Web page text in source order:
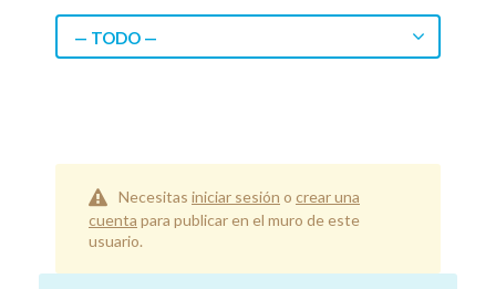
— TODO —
Necesitas iniciar sesión o crear una
cuenta para publicar en el muro de este
usuario.